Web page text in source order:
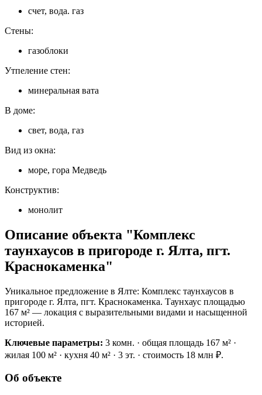
счет, вода. газ
Стены:
газоблоки
Утпеление стен:
минеральная вата
В доме:
свет, вода, газ
Вид из окна:
море, гора Медведь
Конструктив:
монолит
Описание объекта "Комплекс
таунхаусов в пригороде г. Ялта, пгт.
Краснокаменка"
Уникальное предложение в Ялте: Комплекс таунхаусов в
пригороде г. Ялта, пгт. Краснокаменка. Таунхаус площадью
167 м² — локация с выразительными видами и насыщенной
историей.
Ключевые параметры: 3 комн. · общая площадь 167 м² ·
жилая 100 м² · кухня 40 м² · 3 эт. · стоимость 18 млн ₽.
Об объекте